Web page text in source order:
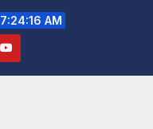
7:24:18 AM